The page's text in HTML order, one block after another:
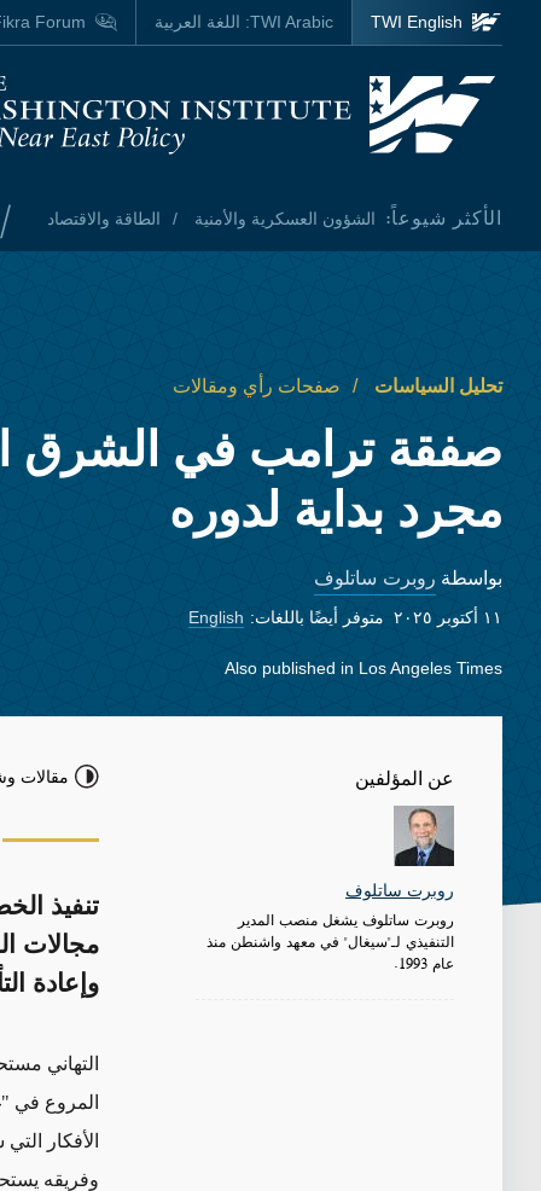
Skip to main content
Homepage
الأكثر شيوعاً: الشؤون العسكرية والأمنية الطاقة والاقتصاد /
TWI English
TWI Arabic: اللغة العربية Forum
تحليل السياسات صفحات رأي ومقالات
صفقة ترامب في الشرق
مجرد بداية لدوره
بواسطة روبرت ساتلوف
١١ أكتوبر ٢٠٢٥ متوفر أيضًا باللغات: English
Also published in Los Angeles Times
عن المؤلفين
روبرت ساتلوف
روبرت ساتلوف يشغل منصب المدير
التنفيذي لـ"سيغال" في معهد واشنطن منذ
عام 1993.
مقالات
تنفيذ
مجالات
وإعادة
التهاني
المروع في
وفريقه